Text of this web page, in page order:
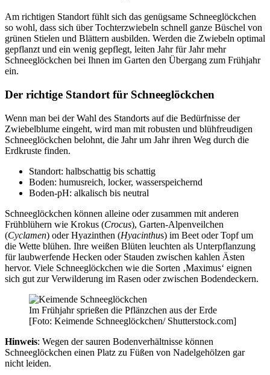
Am richtigen Standort fühlt sich das genügsame Schneeglöckchen
so wohl, dass sich über Tochterzwiebeln schnell ganze Büschel von
grünen Stielen und Blättern ausbilden. Werden die Zwiebeln optimal
gepflanzt und ein wenig gepflegt, leiten Jahr für Jahr mehr
Schneeglöckchen bei Ihnen im Garten den Übergang zum Frühjahr
ein.
Der richtige Standort für Schneeglöckchen
Wenn man bei der Wahl des Standorts auf die Bedürfnisse der
Zwiebelblume eingeht, wird man mit robusten und blühfreudigen
Schneeglöckchen belohnt, die Jahr um Jahr ihren Weg durch die
Erdkruste finden.
Standort: halbschattig bis schattig
Boden: humusreich, locker, wasserspeichernd
Boden-pH: alkalisch bis neutral
Schneeglöckchen können alleine oder zusammen mit anderen
Frühblühern wie Krokus (Crocus), Garten-Alpenveilchen
(Cyclamen) oder Hyazinthen (Hyacinthus) im Beet oder Topf um
die Wette blühen. Ihre weißen Blüten leuchten als Unterpflanzung
für laubwerfende Hecken oder Stauden zwischen kahlen Ästen
hervor. Viele Schneeglöckchen wie die Sorten ‚Maximus‘ eignen
sich gut zur Verwilderung im Rasen oder zwischen Bodendeckern.
Im Frühjahr sprießen die Pflänzchen aus der Erde
[Foto: Keimende Schneeglöckchen/ Shutterstock.com]
Hinweis: Wegen der sauren Bodenverhältnisse können
Schneeglöckchen einen Platz zu Füßen von Nadelgehölzen gar
nicht leiden.